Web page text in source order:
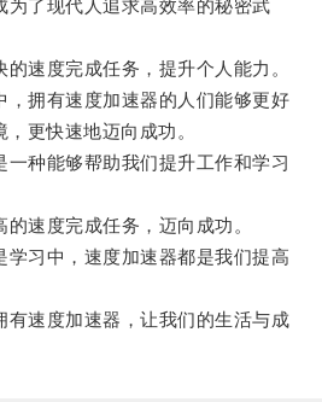
了现代人追求高效率的秘密武
速度完成任务，提升个人能力。
拥有速度加速器的人们能够更好
更快速地迈向成功。
种能够帮助我们提升工作和学习
速度完成任务，迈向成功。
习中，速度加速器都是我们提高
速度加速器，让我们的生活与成